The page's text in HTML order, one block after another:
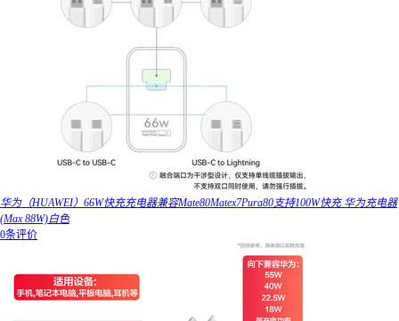
华为（HUAWEI）66W快充充电器兼容Mate80Matex7Pura80支持100W快充 华为充电器
(Max 88W)白色
0条评价